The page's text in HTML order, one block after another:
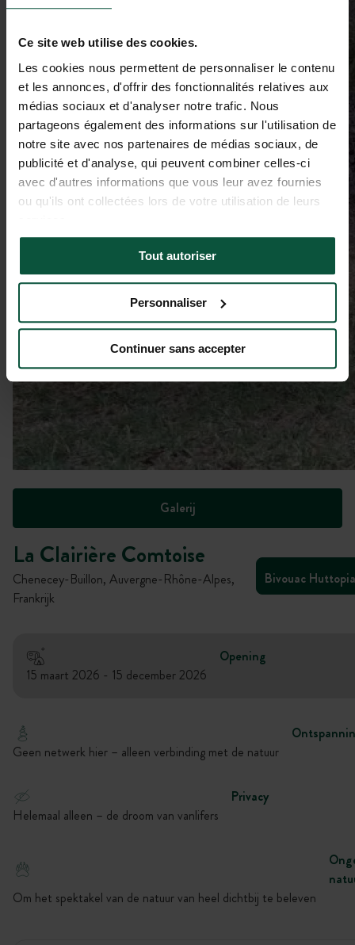
Ce site web utilise des cookies.
Les cookies nous permettent de personnaliser le contenu
et les annonces, d'offrir des fonctionnalités relatives aux
médias sociaux et d'analyser notre trafic. Nous
partageons également des informations sur l'utilisation de
notre site avec nos partenaires de médias sociaux, de
publicité et d'analyse, qui peuvent combiner celles-ci
avec d'autres informations que vous leur avez fournies
ou qu'ils ont collectées lors de votre utilisation de leurs
Tout autoriser
Personnaliser
Continuer sans accepter
Galerij
La Clairière Comtoise
Chenecey-Buillon, Auvergne-Rhône-Alpes,
Frankrijk
Bivouac
Opening
15 maart 2026 - 15 december 2026
Geen netwerk hier – alleen verbinding met de natuur
Privacy
Helemaal alleen – de droom van vanlifers
Om het spektakel van de natuur van heel dichtbij te beleven